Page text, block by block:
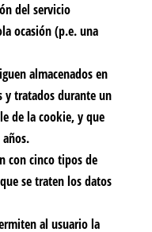
del servicio
ocasión (p.e. una
almacenados en
y tratados durante un
de la cookie, y que
con cinco tipos de
se traten los datos
al usuario la